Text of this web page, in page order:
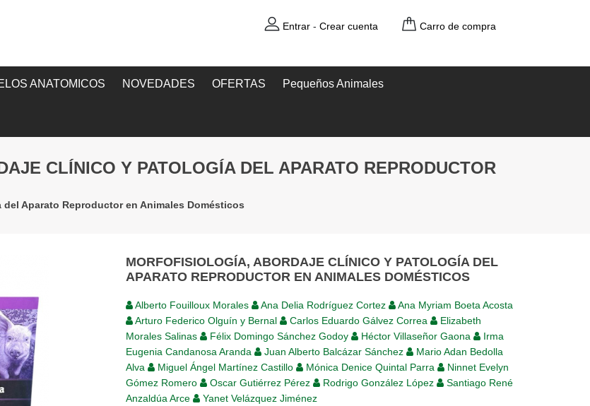
Entrar- Crear cuenta Carro de compra
ANATOMICOS NOVEDADES OFERTAS Pequeños Animales
CLÍNICO Y PATOLOGÍA DEL APARATO REPRODUCTOR
Aparato Reproductor en Animales Domésticos
MORFOFISIOLOGÍA, ABORDAJE CLÍNICO Y PATOLOGÍA DEL
APARATO REPRODUCTOR EN ANIMALES DOMÉSTICOS
Alberto Fouilloux Morales Ana Delia Rodríguez Cortez
Ana Myriam Boeta Acosta
Arturo Federico Olguín y Bernal
Carlos Eduardo Gálvez Correa
Elizabeth
Morales Salinas
Félix Domingo Sánchez Godoy Héctor Villaseñor Gaona
Irma
Eugenia Candanosa Aranda
Juan Alberto Balcázar Sánchez
Mario Adan Bedolla
Alva
Miguel Ángel Martínez Castillo Mónica Denice Quintal Parra
Ninnet Evelyn
Gómez Romero
Oscar Gutiérrez Pérez Rodrigo González López
Santiago René
Anzaldúa Arce
Yanet Velázquez Jiménez